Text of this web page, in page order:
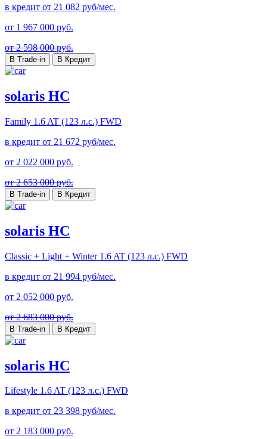
в кредит от 21 082 руб/мес.
от 1 967 000 руб.
от 2 598 000 руб.
В Trade-in В Кредит
solaris HC
Family 1.6 AT (123 л.с.) FWD
в кредит от 21 672 руб/мес.
от 2 022 000 руб.
от 2 653 000 руб.
В Trade-in В Кредит
solaris HC
Classic + Light + Winter 1.6 AT (123 л.с.) FWD
в кредит от 21 994 руб/мес.
от 2 052 000 руб.
от 2 683 000 руб.
В Trade-in В Кредит
solaris HC
Lifestyle 1.6 AT (123 л.с.) FWD
в кредит от 23 398 руб/мес.
от 2 183 000 руб.